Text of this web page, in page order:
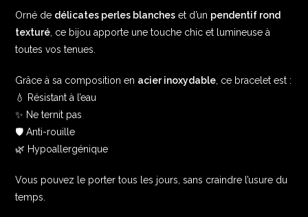
Orné de délicates perles blanches et d’un pendentif rond
texturé, ce bijou apporte une touche chic et lumineuse à
toutes vos tenues.
Grâce à sa composition en acier inoxydable, ce bracelet est :
💧 Résistant à l’eau
✨ Ne ternit pas
🛡️ Anti-rouille
🌿 Hypoallergénique
Vous pouvez le porter tous les jours, sans craindre l’usure du
temps.